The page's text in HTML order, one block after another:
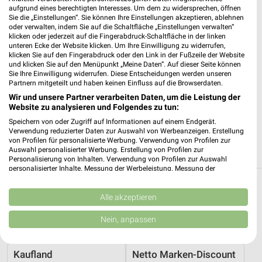
Heute 09:00 - 22:00 Uhr | Geöffnet
553,84 km
Caracalla Therme - Kannewischer Collection
Baden-Baden
Römerplatz 1
76530 Baden-Baden
Heute 08:00 - 22:00 Uhr | Geöffnet
553,84 km
Reisen & Tourismus Angebote und Prospekte
für Bingen (Rhein)
3 Prospekte
Kaufland Netto Marken-Discount
aufgrund eines berechtigten Interesses. Um dem zu widersprechen, öffnen
Sie die „Einstellungen“. Sie können Ihre Einstellungen akzeptieren, ablehnen
oder verwalten, indem Sie auf die Schaltfläche „Einstellungen verwalten“
klicken oder jederzeit auf die Fingerabdruck-Schaltfläche in der linken
unteren Ecke der Website klicken. Um Ihre Einwilligung zu widerrufen,
klicken Sie auf den Fingerabdruck oder den Link in der Fußzeile der Website
und klicken Sie auf den Menüpunkt „Meine Daten“. Auf dieser Seite können
Sie Ihre Einwilligung widerrufen. Diese Entscheidungen werden unseren
Partnern mitgeteilt und haben keinen Einfluss auf die Browserdaten.
Wir und unsere Partner verarbeiten Daten, um die Leistung der
Website zu analysieren und Folgendes zu tun:
Speichern von oder Zugriff auf Informationen auf einem Endgerät.
Verwendung reduzierter Daten zur Auswahl von Werbeanzeigen. Erstellung
von Profilen für personalisierte Werbung. Verwendung von Profilen zur
Auswahl personalisierter Werbung. Erstellung von Profilen zur
Personalisierung von Inhalten. Verwendung von Profilen zur Auswahl
personalisierter Inhalte. Messung der Werbeleistung. Messung der
Kombinationen von Daten aus verschiedenen Quellen. Entwicklung und
Verbesserung der Angebote. Verwendung reduzierter Daten zur Auswahl
von Inhalten.
Daten können außerhalb der Europäischen Union weitergegeben und in die
Website/App.
Alle akzeptieren
Nein, anpassen